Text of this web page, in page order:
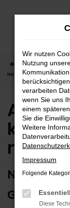
Zum
Startseite Horb
Horb
Audi
nach
NUTZEN
Wir nutzen
Nutzung
verarbeiten
wenn Sie uns
einem
Sie die
Weitere
Impressum
Folgende
Essentiell
Diese